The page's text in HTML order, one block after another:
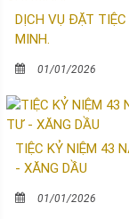
DỊCH VỤ ĐẶT
MINH.
01/01/2026
TIỆC KỶ NIỆM 43
- XĂNG DẦU
01/01/2026